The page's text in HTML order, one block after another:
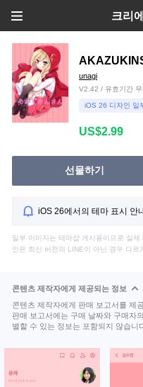
크리
unagi
V2.42 / 유효기간
iOS 26 디자인 일
US$2.99
선물하기
iOS 26에서의 테마 표시 안
일부 이미지는 테마샵 게시용이므로 실
인은 최신 버전의 LINE이 아닌 경우 다르
콘텐츠 제작자에게 제공되는 정보
콘텐츠 제작자에게 판매 보고서를 제
판매 보고서에는 구매 날짜와 구매자
별할 수 있는 정보는 포함되지 않습니